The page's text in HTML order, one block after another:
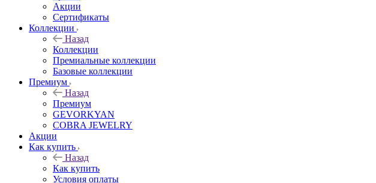
Акции
Сертификаты
Коллекции
Назад
Коллекции
Премиальные коллекции
Базовые коллекции
Премиум
Назад
Премиум
GEVORKYAN
COBRA JEWELRY
Акции
Как купить
Назад
Как купить
Условия оплаты